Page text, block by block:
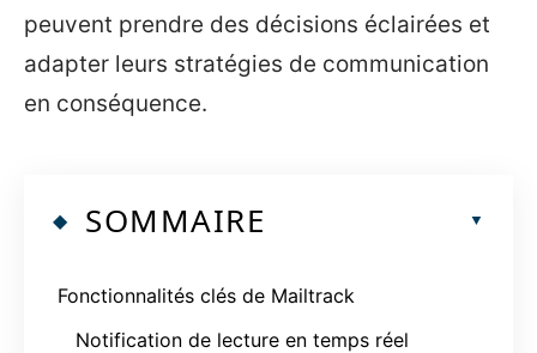
peuvent prendre des décisions éclairées et
adapter leurs stratégies de communication
en conséquence.
SOMMAIRE
Fonctionnalités clés de Mailtrack
Notification de lecture en temps réel